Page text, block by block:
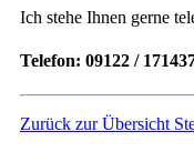
Ich stehe Ihnen gerne
Telefon: 09122 /
Zurück zur Übersicht